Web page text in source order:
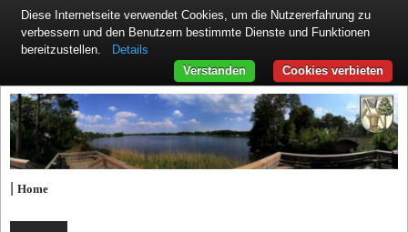
|Home
Diese Internetseite verwendet Cookies, um die Nutzererfahrung zu
verbessern und den Benutzern bestimmte Dienste und Funktionen
bereitzustellen.
Details
Cookies verbieten
Verstanden